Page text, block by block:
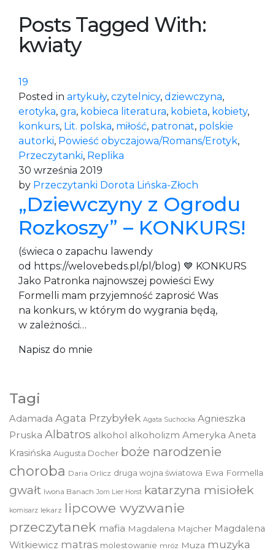
Posts Tagged With:
kwiaty
19
Posted in artykuły, czytelnicy, dziewczyna,
erotyka, gra, kobieca literatura, kobieta, kobiety,
konkurs, Lit. polska, miłość, patronat, polskie
autorki, Powieść obyczajowa/Romans/Erotyk,
Przeczytanki, Replika
30 września 2019
by Przeczytanki Dorota Lińska-Złoch
„Dziewczyny z Ogrodu
Rozkoszy” – KONKURS!
(świeca o zapachu lawendy
od https://welovebeds.pl/pl/blog) 💙 KONKURS
Jako Patronka najnowszej powieści Ewy
Formelli mam przyjemność zaprosić Was
na konkurs, w którym do wygrania będą,
w zależności…
Napisz do mnie
Tagi
Adamada Agata Przybyłek Agata Suchocka Agnieszka
Pruska Albatros alkohol alkoholizm Ameryka Aneta
Krasińska Augusta Docher boże narodzenie
choroba Daria Orlicz druga wojna światowa Ewa Formella
gwałt Iwona Banach Jorn Lier Horst katarzyna misiołek
komisarz lekarz lipcowe wyzwanie
przeczytanek mafia Magdalena Majcher Magdalena
Witkiewicz matras molestowanie mróz Muza muzyka